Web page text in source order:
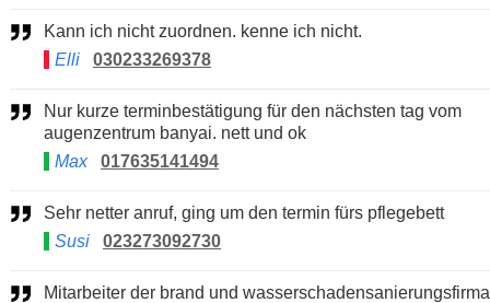
Kann ich nicht zuordnen. kenne ich nicht.
Elli
030233269378
Nur kurze terminbestätigung für den nächsten tag vom
augenzentrum banyai. nett und ok
Max
017635141494
Sehr netter anruf, ging um den termin fürs pflegebett
Susi
023273092730
Mitarbeiter der brand und wasserschadensanierungsfirma